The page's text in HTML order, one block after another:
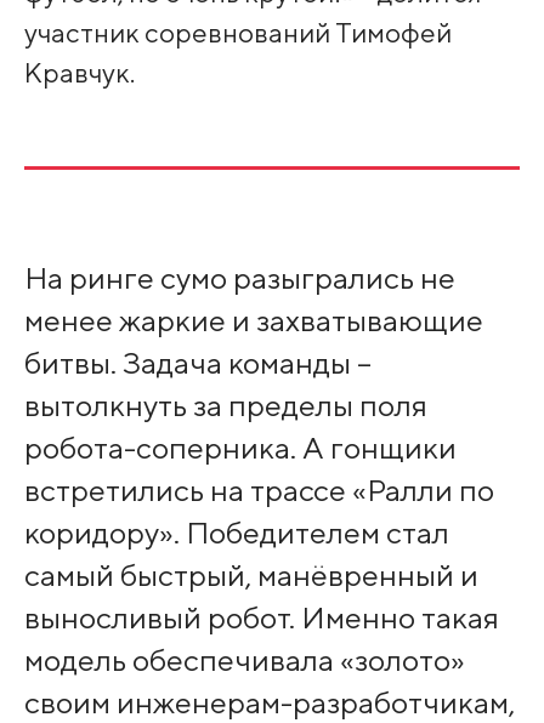
участник соревнований Тимофей
Кравчук.
На ринге сумо разыгрались не
менее жаркие и захватывающие
битвы. Задача команды –
вытолкнуть за пределы поля
робота-соперника. А гонщики
встретились на трассе «Ралли по
коридору». Победителем стал
самый быстрый, манёвренный и
выносливый робот. Именно такая
модель обеспечивала «золото»
своим инженерам-разработчикам,